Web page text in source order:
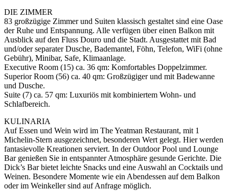
DIE ZIMMER
83 großzügige Zimmer und Suiten klassisch gestaltet sind eine Oase
der Ruhe und Entspannung. Alle verfügen über einen Balkon mit
Ausblick auf den Fluss Douro und die Stadt. Ausgestattet mit Bad
und/oder separater Dusche, Bademantel, Föhn, Telefon, WiFi (ohne
Gebühr), Minibar, Safe, Klimaanlage.
Executive Room (15) ca. 36 qm: Komfortables Doppelzimmer.
Superior Room (56) ca. 40 qm: Großzügiger und mit Badewanne
und Dusche.
Suite (7) ca. 57 qm: Luxuriös mit kombiniertem Wohn- und
Schlafbereich.
KULINARIA
Auf Essen und Wein wird im The Yeatman Restaurant, mit 1
Michelin-Stern ausgezeichnet, besonderen Wert gelegt. Hier werden
fantasievolle Kreationen serviert. In der Outdoor Pool und Lounge
Bar genießen Sie in entspannter Atmosphäre gesunde Gerichte. Die
Dick’s Bar bietet leichte Snacks und eine Auswahl an Cocktails und
Weinen. Besondere Momente wie ein Abendessen auf dem Balkon
oder im Weinkeller sind auf Anfrage möglich.